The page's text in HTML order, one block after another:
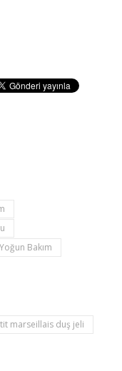
Bakım
marseillais duş jeli